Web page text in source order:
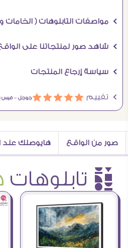
Ö مواصفات التابلوهات ( الخامات و الصناعة )
Ö شاهد صور لمنتجاتنا على الواقع
Ö سياسة إرجاع المنتجات
Ö تقييم áááááجوجل –فيس
صور من الواقع هايوصلك عند
è تابلوهات